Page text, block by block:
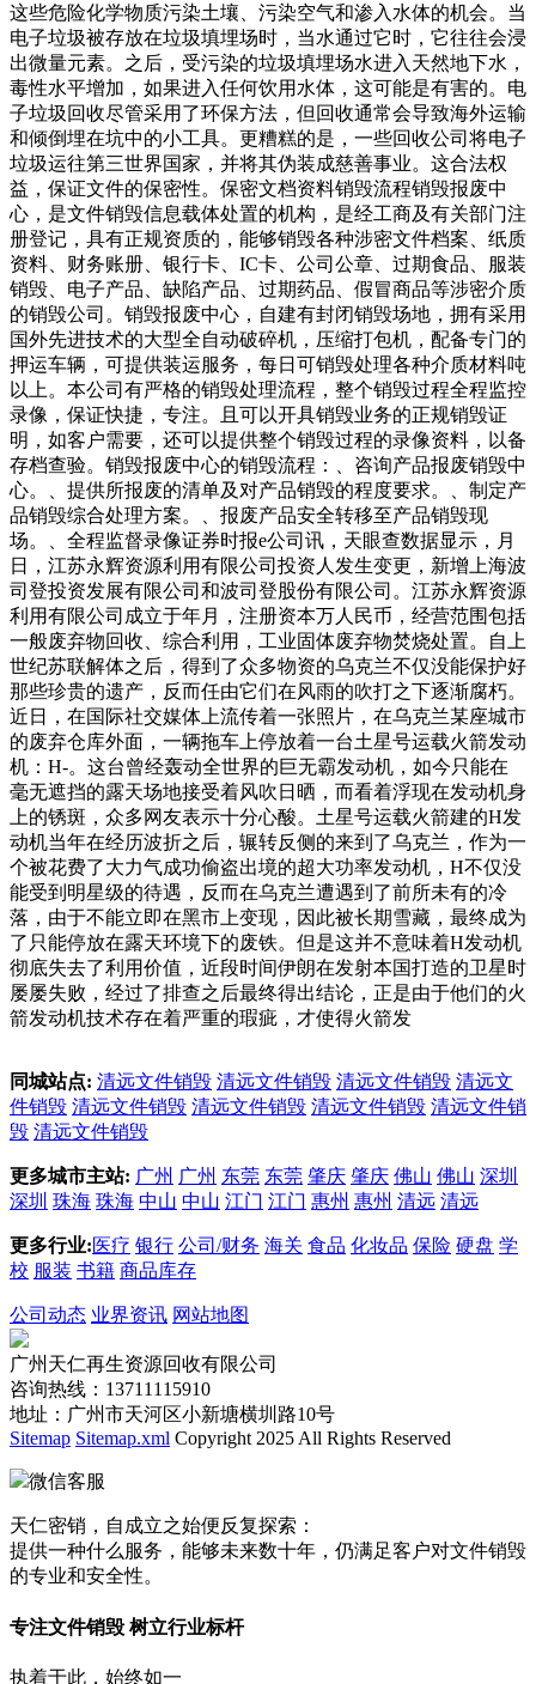
这些危险化学物质污染土壤、污染空气和渗入水体的机会。当
电子垃圾被存放在垃圾填埋场时，当水通过它时，它往往会浸
出微量元素。之后，受污染的垃圾填埋场水进入天然地下水，
毒性水平增加，如果进入任何饮用水体，这可能是有害的。电
子垃圾回收尽管采用了环保方法，但回收通常会导致海外运输
和倾倒埋在坑中的小工具。更糟糕的是，一些回收公司将电子
垃圾运往第三世界国家，并将其伪装成慈善事业。这合法权
益，保证文件的保密性。保密文档资料销毁流程销毁报废中
心，是文件销毁信息载体处置的机构，是经工商及有关部门注
册登记，具有正规资质的，能够销毁各种涉密文件档案、纸质
资料、财务账册、银行卡、IC卡、公司公章、过期食品、服装
销毁、电子产品、缺陷产品、过期药品、假冒商品等涉密介质
的销毁公司。销毁报废中心，自建有封闭销毁场地，拥有采用
国外先进技术的大型全自动破碎机，压缩打包机，配备专门的
押运车辆，可提供装运服务，每日可销毁处理各种介质材料吨
以上。本公司有严格的销毁处理流程，整个销毁过程全程监控
录像，保证快捷，专注。且可以开具销毁业务的正规销毁证
明，如客户需要，还可以提供整个销毁过程的录像资料，以备
存档查验。销毁报废中心的销毁流程：、咨询产品报废销毁中
心。、提供所报废的清单及对产品销毁的程度要求。、制定产
品销毁综合处理方案。、报废产品安全转移至产品销毁现
场。、全程监督录像证券时报e公司讯，天眼查数据显示，月
日，江苏永辉资源利用有限公司投资人发生变更，新增上海波
司登投资发展有限公司和波司登股份有限公司。江苏永辉资源
利用有限公司成立于年月，注册资本万人民币，经营范围包括
一般废弃物回收、综合利用，工业固体废弃物焚烧处置。自上
世纪苏联解体之后，得到了众多物资的乌克兰不仅没能保护好
那些珍贵的遗产，反而任由它们在风雨的吹打之下逐渐腐朽。
近日，在国际社交媒体上流传着一张照片，在乌克兰某座城市
的废弃仓库外面，一辆拖车上停放着一台土星号运载火箭发动
机：H-。这台曾经轰动全世界的巨无霸发动机，如今只能在
毫无遮挡的露天场地接受着风吹日晒，而看着浮现在发动机身
上的锈斑，众多网友表示十分心酸。土星号运载火箭建的H发
动机当年在经历波折之后，辗转反侧的来到了乌克兰，作为一
个被花费了大力气成功偷盗出境的超大功率发动机，H不仅没
能受到明星级的待遇，反而在乌克兰遭遇到了前所未有的冷
落，由于不能立即在黑市上变现，因此被长期雪藏，最终成为
了只能停放在露天环境下的废铁。但是这并不意味着H发动机
彻底失去了利用价值，近段时间伊朗在发射本国打造的卫星时
屡屡失败，经过了排查之后最终得出结论，正是由于他们的火
箭发动机技术存在着严重的瑕疵，才使得火箭发
同城站点: 清远文件销毁 清远文件销毁 清远文件销毁 清远文
件销毁 清远文件销毁 清远文件销毁 清远文件销毁 清远文件销
毁 清远文件销毁
更多城市主站: 广州 广州 东莞 东莞 肇庆 肇庆 佛山 佛山 深圳
深圳 珠海 珠海 中山 中山 江门 江门 惠州 惠州 清远 清远
更多行业: 医疗 银行 公司/财务 海关 食品 化妆品 保险 硬盘 学
校 服装 书籍 商品库存
公司动态 业界资讯 网站地图
广州天仁再生资源回收有限公司
咨询热线：13711115910
地址：广州市天河区小新塘横圳路10号
Sitemap Sitemap.xml Copyright 2025 All Rights Reserved
微信客服
天仁密销，自成立之始便反复探索：
提供一种什么服务，能够未来数十年，仍满足客户对文件销毁
的专业和安全性。
专注文件销毁 树立行业标杆
执着于此，始终如一